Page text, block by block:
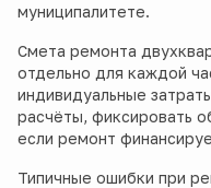
муниципалитете.
Смета ремонта
отдельно для каждой
индивидуальные
расчёты, фиксировать
если ремонт
Типичные ошибки при